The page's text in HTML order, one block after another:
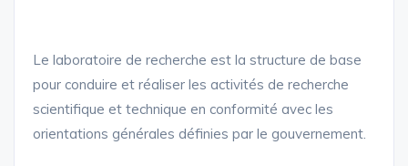
Le laboratoire de recherche est la structure de base
pour conduire et réaliser les activités de recherche
scientifique et technique en conformité avec les
orientations générales définies par le gouvernement.